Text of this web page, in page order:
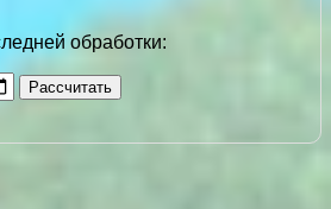
обработки:
Рассчитать